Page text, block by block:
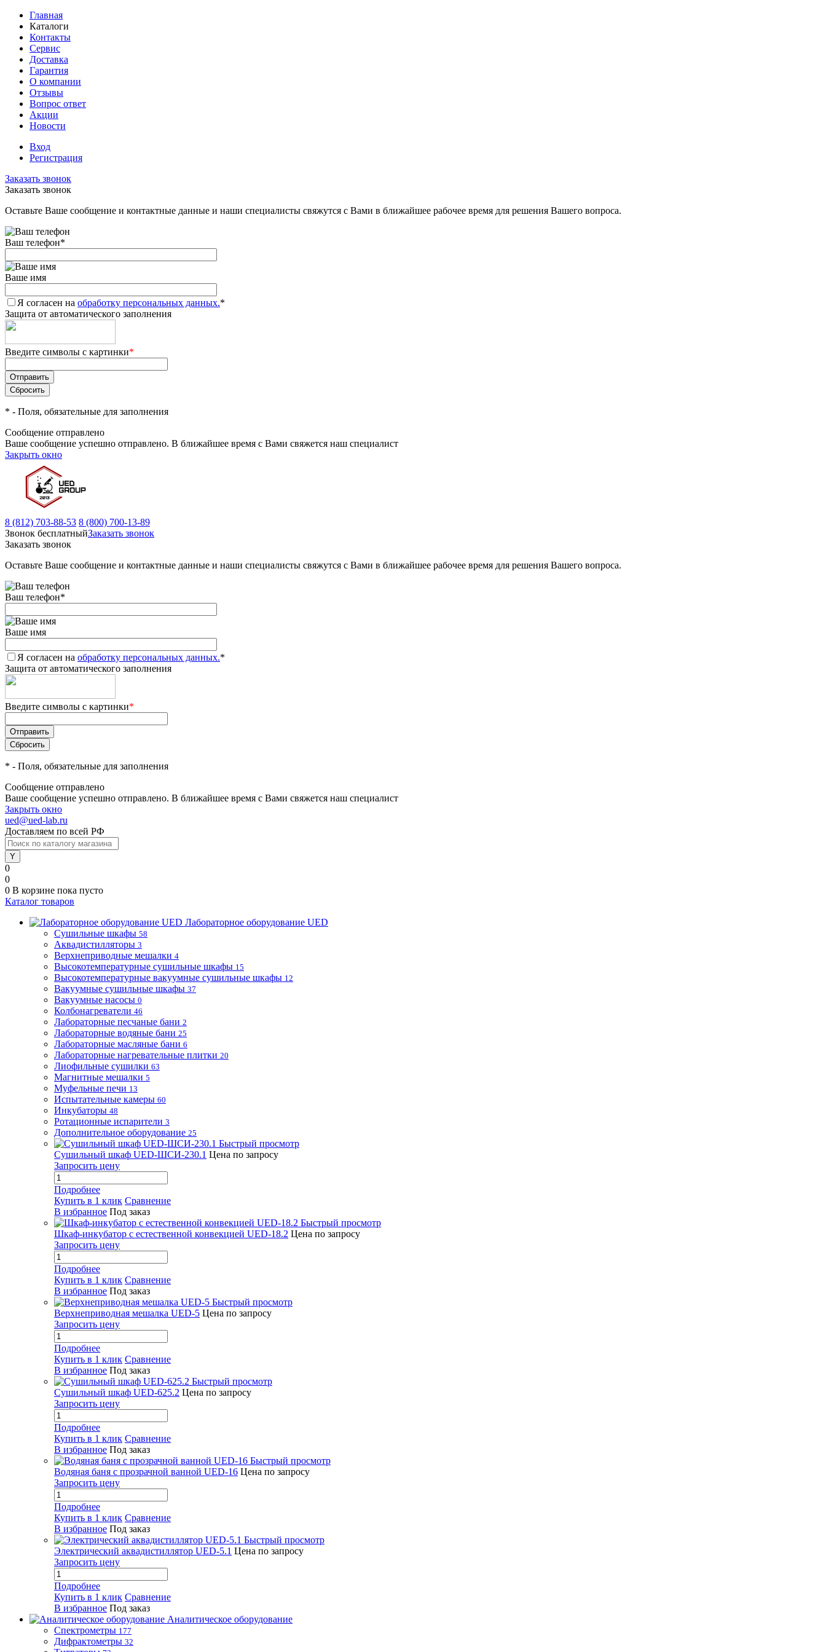
Главная
Каталоги
Контакты
Сервис
Доставка
Гарантия
О компании
Отзывы
Вопрос ответ
Акции
Новости
Вход
Регистрация
Заказать звонок
Заказать звонок
Оставьте Ваше сообщение и контактные данные и наши специалисты свяжутся с Вами в ближайшее рабочее время для решения Вашего вопроса.
Ваш телефон*
Ваше имя
Я согласен на обработку персональных данных.*
Защита от автоматического заполнения
Введите символы с картинки*
* - Поля, обязательные для заполнения
Сообщение отправлено
Ваше сообщение успешно отправлено. В ближайшее время с Вами свяжется наш специалист
Закрыть окно
8 (812) 703-88-53 8 (800) 700-13-89
Звонок бесплатныйЗаказать звонок
Заказать звонок
Оставьте Ваше сообщение и контактные данные и наши специалисты свяжутся с Вами в ближайшее рабочее время для решения Вашего вопроса.
Ваш телефон*
Ваше имя
Я согласен на обработку персональных данных.*
Защита от автоматического заполнения
Введите символы с картинки*
* - Поля, обязательные для заполнения
Сообщение отправлено
Ваше сообщение успешно отправлено. В ближайшее время с Вами свяжется наш специалист
Закрыть окно
ued@ued-lab.ru
Доставляем по всей РФ
0
0
0 В корзине пока пусто
Каталог товаров
Лабораторное оборудование UED
Сушильные шкафы 58
Аквадистилляторы 3
Верхнеприводные мешалки 4
Высокотемпературные сушильные шкафы 15
Высокотемпературные вакуумные сушильные шкафы 12
Вакуумные сушильные шкафы 37
Вакуумные насосы 0
Колбонагреватели 46
Лабораторные песчаные бани 2
Лабораторные водяные бани 25
Лабораторные масляные бани 6
Лабораторные нагревательные плитки 20
Лиофильные сушилки 63
Магнитные мешалки 5
Муфельные печи 13
Испытательные камеры 60
Инкубаторы 48
Ротационные испарители 3
Дополнительное оборудование 25
Быстрый просмотр
Сушильный шкаф UED-ШСИ-230.1 Цена по запросу
Запросить цену
Подробнее
Купить в 1 клик Сравнение
В избранное Под заказ
Быстрый просмотр
Шкаф-инкубатор с естественной конвекцией UED-18.2 Цена по запросу
Запросить цену
Подробнее
Купить в 1 клик Сравнение
В избранное Под заказ
Быстрый просмотр
Верхнеприводная мешалка UED-5 Цена по запросу
Запросить цену
Подробнее
Купить в 1 клик Сравнение
В избранное Под заказ
Быстрый просмотр
Сушильный шкаф UED-625.2 Цена по запросу
Запросить цену
Подробнее
Купить в 1 клик Сравнение
В избранное Под заказ
Быстрый просмотр
Водяная баня с прозрачной ванной UED-16 Цена по запросу
Запросить цену
Подробнее
Купить в 1 клик Сравнение
В избранное Под заказ
Быстрый просмотр
Электрический аквадистиллятор UED-5.1 Цена по запросу
Запросить цену
Подробнее
Купить в 1 клик Сравнение
В избранное Под заказ
Аналитическое оборудование
Спектрометры 177
Дифрактометры 32